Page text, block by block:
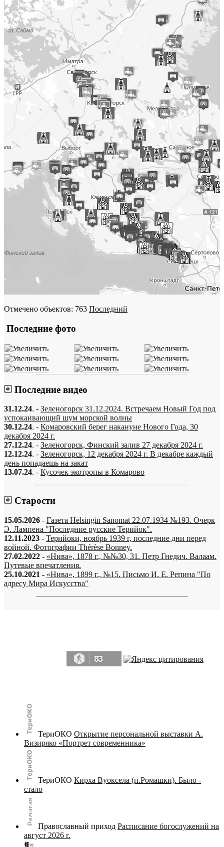
Отмечено объектов: 763 Последний
Последние фото
Последние видео
31.12.24. - Зеленогорск 31.12.2024. Встречаем Новый Год под
успокаивающий шум морской волны
30.12.24. - Комаровский берег накануне Нового Года, 30
декабря 2024 г.
27.12.24. - Зеленогорск, Финский залив 27 декабря 2024 г.
12.12.24. - Зеленогорск, 12 декабря 2024 г. В декабре каждый
день попадаешь на закат
13.07.24. - Кусочек экотропы в Комарово
Старости
15.05.2026 - Газета Helsingin Sanomat 22.07.1934 №193. Очерк
Э. Лампена "Последние русские Терийок".
12.11.2023 - Терийоки, ноябрь 1939 г, последние дни перед
войной. Фотографии Thérèse Bonney.
27.02.2022 - «Нива», 1878 г., №№30, 31. Петр Гнедич. Валаам.
Путевые впечатления.
25.10.2021 - «Нива», 1899 г., №15. Письмо И. Е. Репина "По
адресу Мира Искусства"
83
ТериОКО Открытие персональной выставки А.
Визиряко «Портрет современника»
ТериОКО Кирха Вуоксела (п.Ромашки). Было -
стало
Православный приход Расписание богослужений на
август 2026 г.